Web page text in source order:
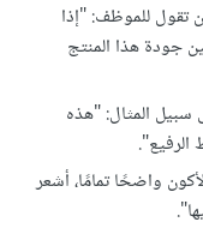
تقول للموظف: "إذا
جودة هذا المنتج
المثال: "هذه
الرفيع".
واضحًا تمامًا، أشعر